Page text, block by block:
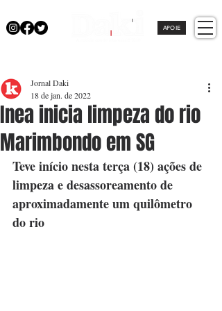
APOIE
Inea inicia limpeza do rio
Marimbondo em SG
Jornal Daki
18 de jan. de 2022
Teve início nesta terça (18) ações de
limpeza e desassoreamento de
aproximadamente um quilômetro
do rio